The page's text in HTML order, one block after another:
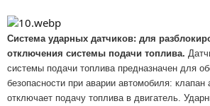
Система ударных датчиков: для
отключения системы подачи топлива.
системы подачи топлива предназначен для
безопасности при аварии автомобиля: клапан
отключает подачу топлива в двигатель.